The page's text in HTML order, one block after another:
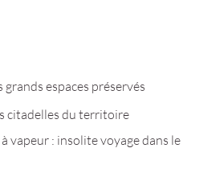
grands espaces préservés
citadelles du territoire
vapeur : insolite voyage dans le